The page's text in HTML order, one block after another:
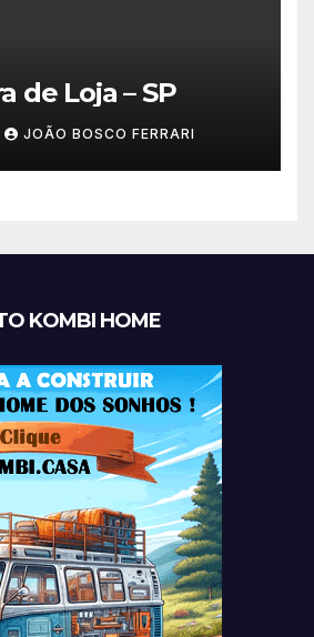
de Loja – SP
JOÃO BOSCO FERRARI
KOMBI HOME